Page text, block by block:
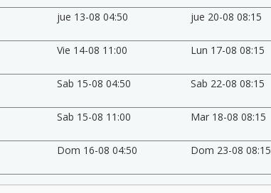
jue 13-08 04:50 jue 20-08 08:15
Vie 14-08 11:00 Lun 17-08 08:15
Sab 15-08 04:50 Sab 22-08 08:15
Sab 15-08 11:00 Mar 18-08 08:15
Dom 16-08 04:50 Dom 23-08 08:15